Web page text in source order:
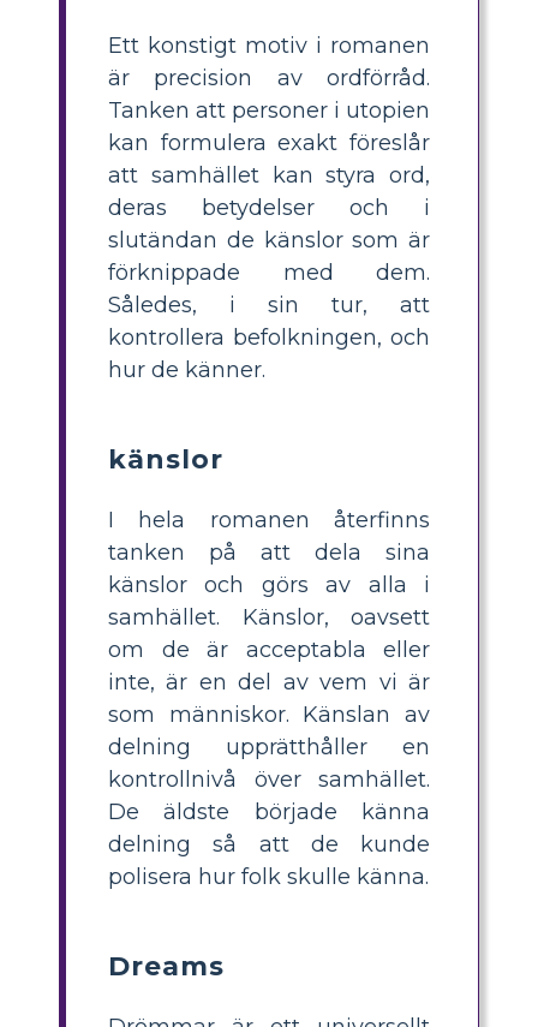
Ett konstigt motiv i romanen
är precision av ordförråd.
Tanken att personer i utopien
kan formulera exakt föreslår
att samhället kan styra ord,
deras betydelser och i
slutändan de känslor som är
förknippade med dem.
Således, i sin tur, att
kontrollera befolkningen, och
hur de känner.
känslor
I hela romanen återfinns
tanken på att dela sina
känslor och görs av alla i
samhället. Känslor, oavsett
om de är acceptabla eller
inte, är en del av vem vi är
som människor. Känslan av
delning upprätthåller en
kontrollnivå över samhället.
De äldste började känna
delning så att de kunde
polisera hur folk skulle känna.
Dreams